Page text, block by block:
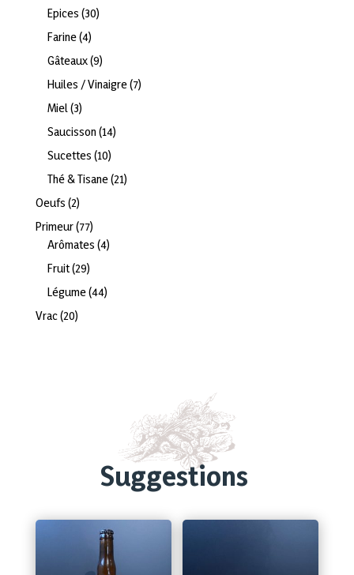
Epices 3030
Farine 44
produits
Gâteaux 99
produits
Huiles / Vinaigre 77
Miel 33
produits
Saucisson 1414
Sucettes 1010
produits
Thé & Tisane 2121
Oeufs 22
produits
Primeur 7777
produits
Arômates 44
Fruit 2929
produits
Légume 4444
Vrac 2020
Suggestions